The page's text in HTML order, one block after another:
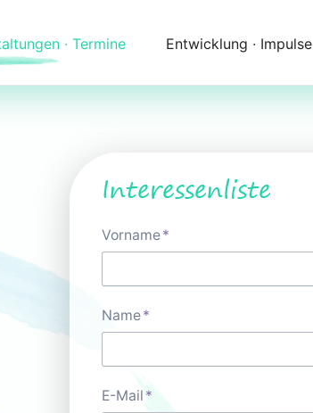
∙ Termine Entwicklung ∙ Impulse
Impressionen
Interessenliste
Pflichtfeld
Vorname*
Pflichtfeld
Name*
Pflichtfeld
E-Mail *